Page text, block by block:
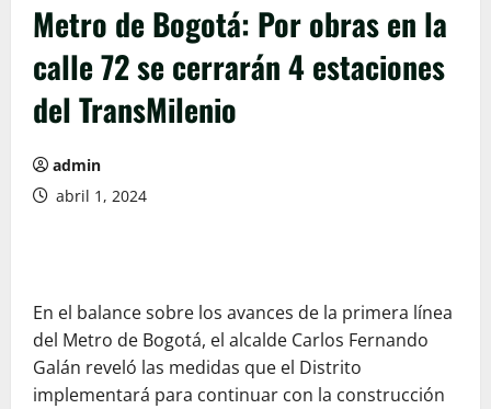
Metro de Bogotá: Por obras en la
calle 72 se cerrarán 4 estaciones
del TransMilenio
admin
abril 1, 2024
En el balance sobre los avances de la primera línea
del Metro de Bogotá, el alcalde Carlos Fernando
Galán reveló las medidas que el Distrito
implementará para continuar con la construcción